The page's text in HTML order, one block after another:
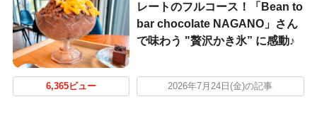
レートのフルコース！「Bean to
bar chocolate NAGANO」さん
で味わう "贅沢かき氷” に感動♪
6,365ビュー 2026年7月24日(金)の記事